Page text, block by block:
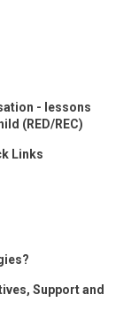
- lessons
(RED/REC)
Links
Support and